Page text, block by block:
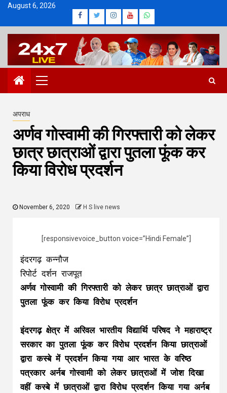
Skip
content
August 6, 2026
Facebook
Twitter
Instagram
Youtube
Whatsapp
Primary
Menu
अपराध
अर्णव गोस्वामी की गिरफ्तारी को लेकर
छात्र छात्राओं द्वारा पुतला फूंक कर
किया विरोध प्रदर्शन
November 6, 2020 H S live news
[responsivevoice_button voice=”Hindi Female”]
इंदरगढ़ कन्नौज
रिपोर्ट दर्शन राजपूत
अर्णव गोस्वामी की गिरफ्तारी को लेकर छात्र छात्राओं द्वारा
पुतला फूंक कर किया विरोध प्रदर्शन
इंदरगढ़ क्षेत्र में अरिवल भारतीय विद्यार्थि परिषद ने महाराष्ट्र
सरकार का पुतला फूंक कर विरोध प्रदर्शन किया छात्राओं
द्वारा कस्बे में प्रदर्शन किया गया आर भारत के वरिष्ठ
पत्रकार अर्नब गोस्वामी को लेकर छात्राओं में जोश दिखा
वहीं कस्बे में छात्राओं द्वारा विरोध प्रदर्शन किया गया अर्नब